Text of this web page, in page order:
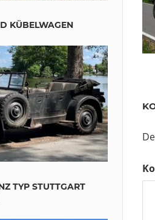
KÜBELWAGEN
TYP STUTTGART